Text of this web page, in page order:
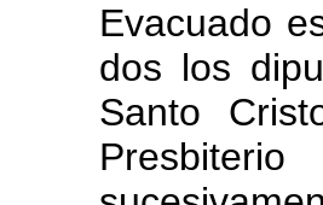
Evacuado
dos los
Santo